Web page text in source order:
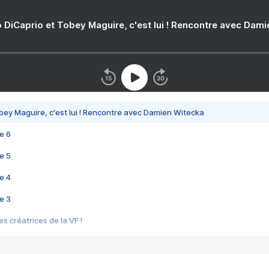
DiCaprio et Tobey Maguire, c'est lui ! Rencontre avec
Maguire, c'est lui ! Rencontre avec Damien Witecka
6
5
4
3
créatrices de la VF !